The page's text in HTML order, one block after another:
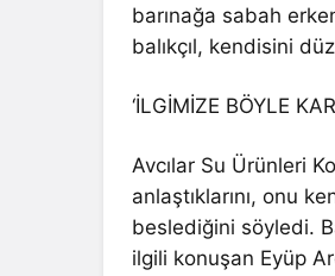
barınağa sabah
balıkçıl, kendisini
‘İLGİMİZE BÖYLE
Avcılar Su Ürünleri
anlaştıklarını, onu
beslediğini söyledi.
ilgili konuşan Eyüp